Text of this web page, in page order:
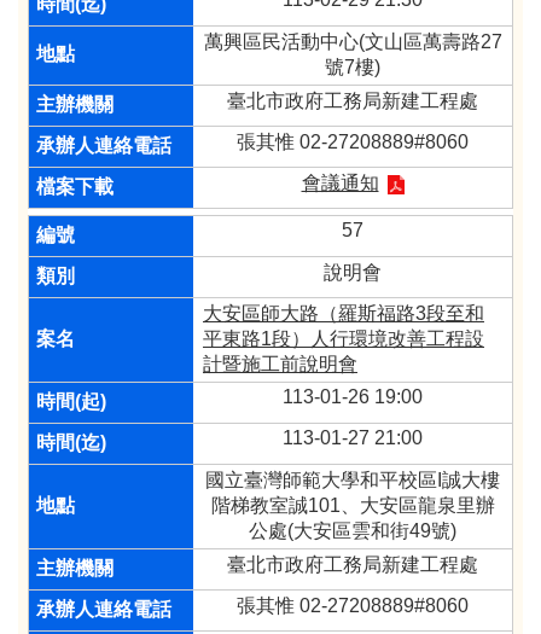
萬興區民活動中心(文山區萬壽路27
號7樓)
臺北市政府工務局新建工程處
張其惟 02-27208889#8060
會議通知
57
說明會
大安區師大路（羅斯福路3段至和
平東路1段）人行環境改善工程設
計暨施工前說明會
113-01-26 19:00
113-01-27 21:00
國立臺灣師範大學和平校區I誠大樓
階梯教室誠101、大安區龍泉里辦
公處(大安區雲和街49號)
臺北市政府工務局新建工程處
張其惟 02-27208889#8060